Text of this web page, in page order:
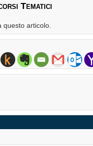
Tematici
questo articolo.